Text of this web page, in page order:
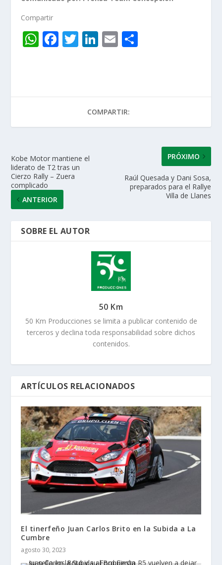
Compartir
W
A
p
F
o
k
T Li
dI
n
E
ar
r
COMPARTIR:
Kobe Motor mantiene el
liderato de T2 tras un
Cierzo Rally – Zuera
complicado
ANTERIOR
PRÓXIMO
Raúl Quesada y Dani Sosa,
preparados para el Rallye
Villa de Llanes
SOBRE EL AUTOR
50 Km
50 Km Producciones se limita a publicar contenido de
terceros y declina toda responsabilidad sobre dichos
contenidos.
ARTÍCULOS RELACIONADOS
El tinerfeño Juan Carlos Brito en la Subida a La
Cumbre
agosto 30, 2023